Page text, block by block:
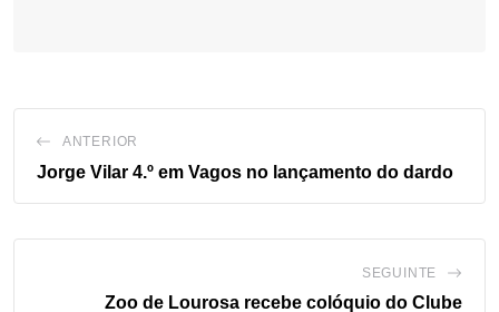
ANTERIOR
Jorge Vilar 4.º em Vagos no lançamento do dardo
SEGUINTE
Zoo de Lourosa recebe colóquio do Clube